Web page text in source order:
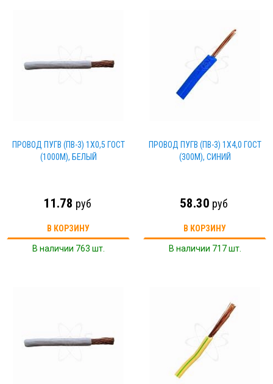
ПРОВОД ПУГВ (ПВ-3) 1Х0,5 ГОСТ
(1000М), БЕЛЫЙ
11.78 руб
В КОРЗИНУ
В наличии 763 шт.
ПРОВОД ПУГВ (ПВ-3) 1Х4,0 ГОСТ
(300М), СИНИЙ
58.30 руб
В КОРЗИНУ
В наличии 717 шт.